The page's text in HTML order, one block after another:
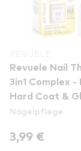
Revuele Nail
3in1 Complex -
Hard Coat &
Shine
Nagelpflege
3,99 €